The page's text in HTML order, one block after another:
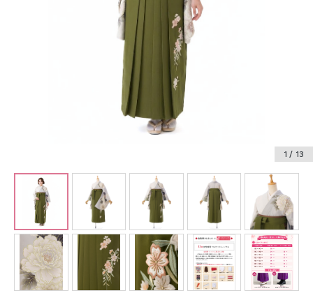
訪問着・付下げレンタル
ジュニア着物レンタル
ジュニア洋装レンタル
ベビー洋装レンタル
紋付袴レンタル
1 / 13